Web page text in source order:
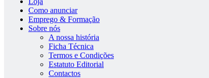
Como anunciar
Emprego & Formação
Sobre nós
A nossa história
Ficha Técnica
Termos e Condições
Estatuto Editorial
Contactos